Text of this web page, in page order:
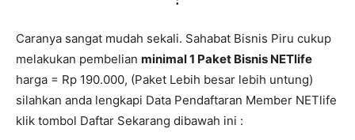
Caranya sangat mudah sekali. Sahabat Bisnis Piru cukup
melakukan pembelian minimal 1 Paket Bisnis NETlife
harga = Rp 190.000, (Paket Lebih besar lebih untung)
silahkan anda lengkapi Data Pendaftaran Member NETlife
klik tombol Daftar Sekarang dibawah ini :